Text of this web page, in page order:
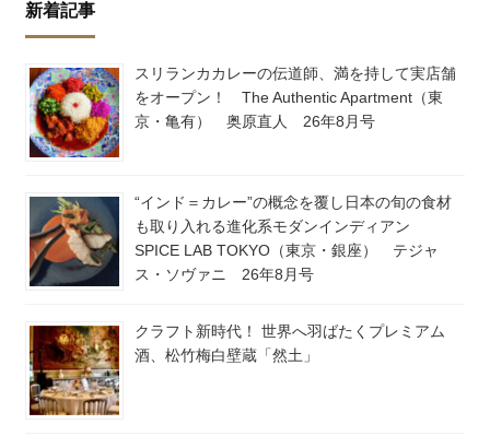
新着記事
スリランカカレーの伝道師、満を持して実店舗
をオープン！ The Authentic Apartment（東
京・亀有） 奥原直人 26年8月号
“インド＝カレー”の概念を覆し日本の旬の食材
も取り入れる進化系モダンインディアン
SPICE LAB TOKYO（東京・銀座） テジャ
ス・ソヴァニ 26年8月号
クラフト新時代！ 世界へ羽ばたくプレミアム
酒、松竹梅白壁蔵「然土」